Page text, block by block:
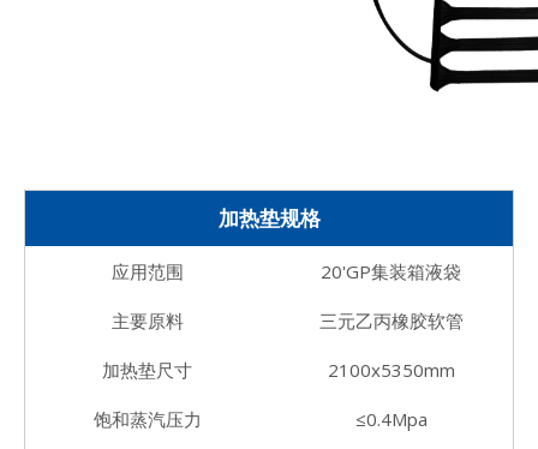
加热垫规格
应用范围 20'GP集装箱液袋
主要原料 三元乙丙橡胶软管
加热垫尺寸 2100x5350mm
饱和蒸汽压力 ≤0.4Mpa